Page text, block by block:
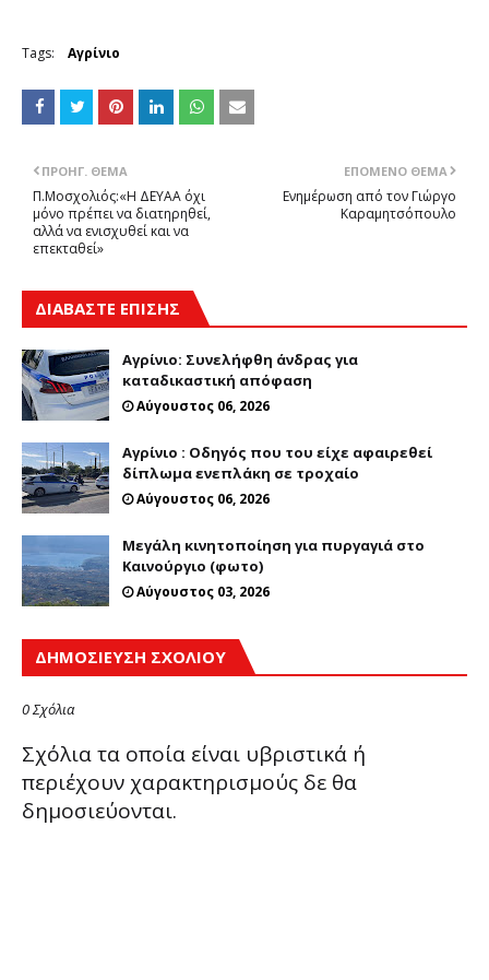
Tags: Αγρίνιο
ΕΠΌΜΕΝΟ ΘΈΜΑ
Ενημέρωση από τον Γιώργο
Καραμητσόπουλο
ΠΡΟΗΓ. ΘΈΜΑ
Π.Μοσχολιός:«Η ΔΕΥΑΑ όχι
μόνο πρέπει να διατηρηθεί,
αλλά να ενισχυθεί και να
επεκταθεί»
ΔΙΑΒΑΣΤΕ ΕΠΙΣΗΣ
Αγρίνιο: Συνελήφθη άνδρας για
καταδικαστική απόφαση
Αύγουστος 06, 2026
Αγρίνιο : Οδηγός που του είχε αφαιρεθεί
δίπλωμα ενεπλάκη σε τροχαίο
Αύγουστος 06, 2026
Μεγάλη κινητοποίηση για πυργαγιά στο
Καινούργιο (φωτο)
Αύγουστος 03, 2026
ΔΗΜΟΣΊΕΥΣΗ ΣΧΟΛΊΟΥ
0 Σχόλια
Σχόλια τα οποία είναι υβριστικά ή
περιέχουν χαρακτηρισμούς δε θα
δημοσιεύονται.